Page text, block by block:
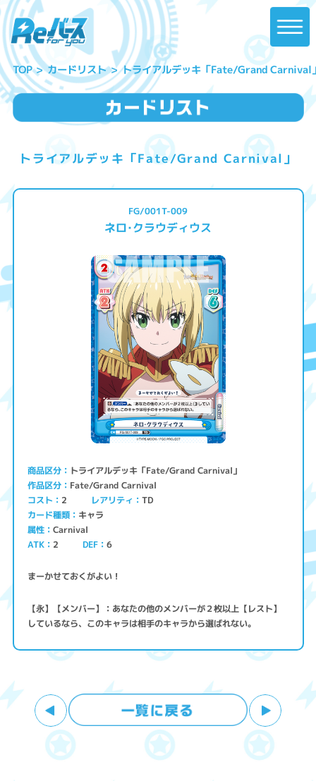
TOP カードリスト トライアルデッキ「Fate/Grand Carnival
トライアルデッキ「Fate/Grand Carnival」
FG/001T-009
ネロ･クラウディウス
商品区分 トライアルデッキ「Fate/Grand Carnival」
作品区分 Fate/Grand Carnival
コスト 2 レアリティ TD
カード種類 キャラ
属性 Carnival
ATK 2 DEF 6
まーかせておくがよい！
【永】【メンバー】：あなたの他のメンバーが２枚以上【レスト】
しているなら、このキャラは相手のキャラから選ばれない。